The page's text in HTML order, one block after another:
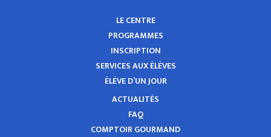
LE CENTRE
PROGRAMMES
INSCRIPTION
SERVICES AUX ÉLÈVES
ÉLÈVE D’UN JOUR
ACTUALITÉS
FAQ
COMPTOIR GOURMAND